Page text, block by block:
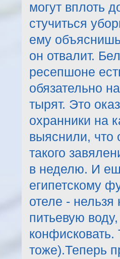
могут вплоть
стучиться
ему
он отвалит.
ресепшоне
обязательно
тырят. Это
охранники на
выяснили, что
такого
в неделю. И
египетскому
отеле -
питьевую
конфисковать.
тоже).Теперь